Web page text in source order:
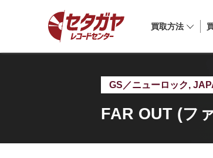
買取方法
GS／ニューロック,
FAR OUT (フ